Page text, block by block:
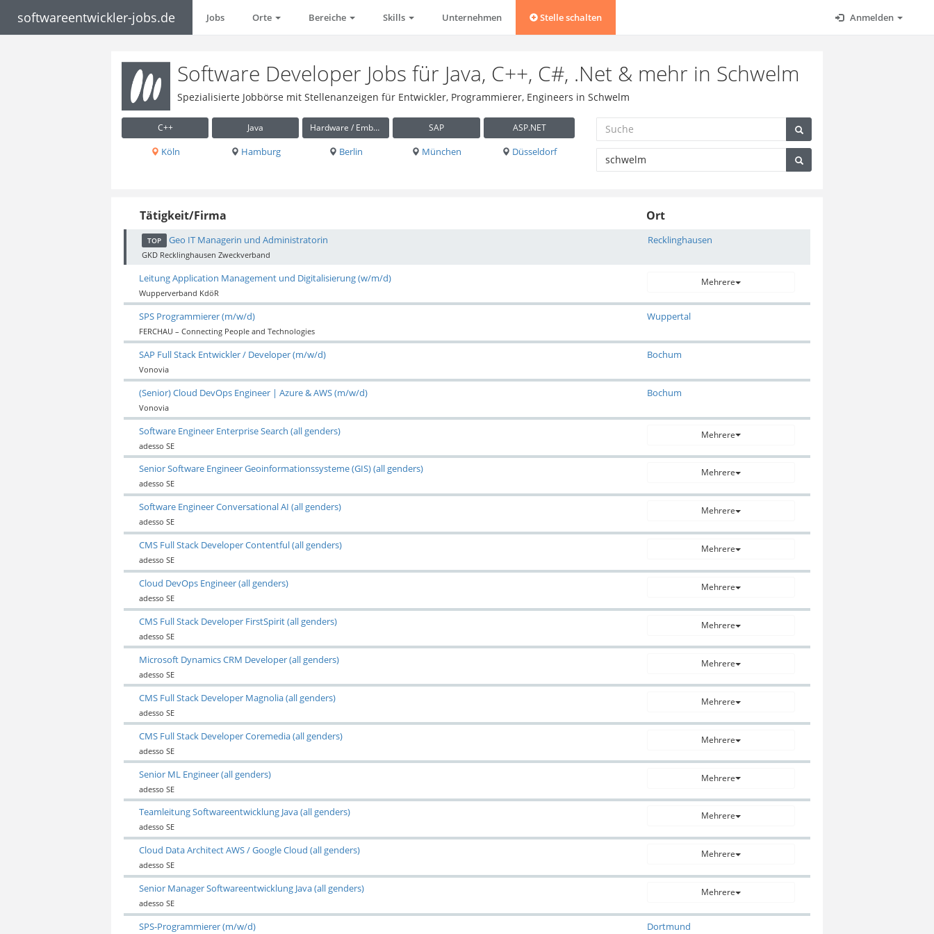
softwareentwickler-jobs.de Jobs Orte Bereiche Skills Unternehmen Stelle schalten Anmelden
Software Developer Jobs für Java, C++, C#, .Net & mehr in Schwelm
Spezialisierte Jobbörse mit Stellenanzeigen für Entwickler, Programmierer, Engineers in Schwelm
C++ Java Hardware / Embedded SAP ASP.NET
Köln Hamburg Berlin München Düsseldorf
Tätigkeit/Firma Ort
TOP Geo IT Managerin und Administratorin
GKD Recklinghausen Zweckverband
Recklinghausen
Leitung Application Management und Digitalisierung (w/m/d)
Wupperverband KdöR
Mehrere
SPS Programmierer (m/w/d)
FERCHAU – Connecting People and Technologies
Wuppertal
SAP Full Stack Entwickler / Developer (m/w/d)
Vonovia
Bochum
(Senior) Cloud DevOps Engineer | Azure & AWS (m/w/d)
Vonovia
Bochum
Software Engineer Enterprise Search (all genders)
adesso SE
Mehrere
Senior Software Engineer Geoinformationssysteme (GIS) (all genders)
adesso SE
Mehrere
Software Engineer Conversational AI (all genders)
adesso SE
Mehrere
CMS Full Stack Developer Contentful (all genders)
adesso SE
Mehrere
Cloud DevOps Engineer (all genders)
adesso SE
Mehrere
CMS Full Stack Developer FirstSpirit (all genders)
adesso SE
Mehrere
Microsoft Dynamics CRM Developer (all genders)
adesso SE
Mehrere
CMS Full Stack Developer Magnolia (all genders)
adesso SE
Mehrere
CMS Full Stack Developer Coremedia (all genders)
adesso SE
Mehrere
Senior ML Engineer (all genders)
adesso SE
Mehrere
Teamleitung Softwareentwicklung Java (all genders)
adesso SE
Mehrere
Cloud Data Architect AWS / Google Cloud (all genders)
adesso SE
Mehrere
Senior Manager Softwareentwicklung Java (all genders)
adesso SE
Mehrere
SPS-Programmierer (m/w/d) Dortmund